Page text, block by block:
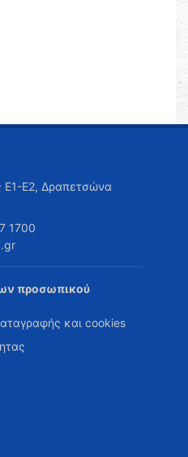
Ε1-Ε2, Δραπετσώνα
1700
προσωπικού
και cookies